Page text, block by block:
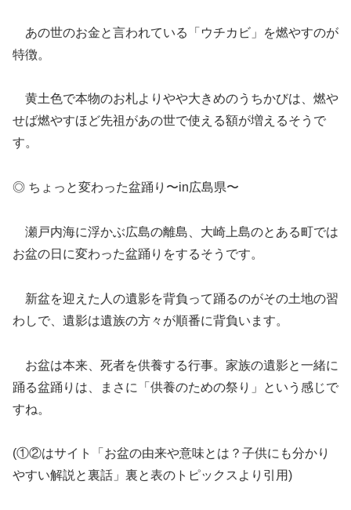
あの世のお金と言われている「ウチカビ」を燃やすのが
特徴。
黄土色で本物のお札よりやや大きめのうちかびは、燃や
せば燃やすほど先祖があの世で使える額が増えるそうで
す。
◎ ちょっと変わった盆踊り〜in広島県〜
瀬戸内海に浮かぶ広島の離島、大崎上島のとある町では
お盆の日に変わった盆踊りをするそうです。
新盆を迎えた人の遺影を背負って踊るのがその土地の習
わしで、遺影は遺族の方々が順番に背負います。
お盆は本来、死者を供養する行事。家族の遺影と一緒に
踊る盆踊りは、まさに「供養のための祭り」という感じで
すね。
(①②はサイト「お盆の由来や意味とは？子供にも分かり
やすい解説と裏話」裏と表のトピックスより引用)